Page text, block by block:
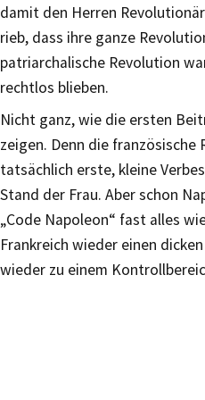
damit den Herren
rieb, dass ihre ganze
patriarchalische Revolution
rechtlos blieben.
Nicht ganz, wie die ersten
zeigen. Denn die französische
tatsächlich erste, kleine
Stand der Frau. Aber schon
„Code Napoleon“ fast alles
Frankreich wieder einen
wieder zu einem